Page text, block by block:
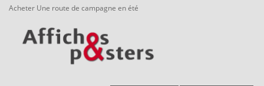
Acheter Une route de campagne en été